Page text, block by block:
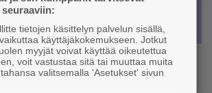
Herrala ja Mikko Almgren, Haminan
Nina Nylund sekä Kymen Yrittäjien
tietojen käsittelyn palvelun sisällä,
käyttäjäkokemukseen. Jotkut
myyjät voivat käyttää oikeutettua
voit vastustaa sitä tai muuttaa muita
valitsemalla 'Asetukset' sivun